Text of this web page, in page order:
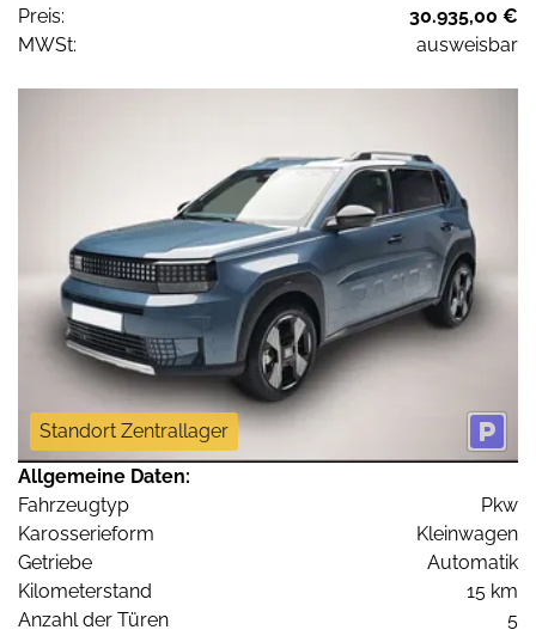
Preis:
30.935,00 €
MWSt:
ausweisbar
Standort Zentrallager
Allgemeine Daten:
Fahrzeugtyp
Pkw
Karosserieform
Kleinwagen
Getriebe
Automatik
Kilometerstand
15 km
Anzahl der Türen
5